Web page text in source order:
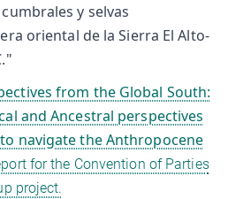
y selvas
oriental de la Sierra El Alto-
from the Global South:
and Ancestral perspectives
navigate the Anthropocene
for the Convention of Parties
project.